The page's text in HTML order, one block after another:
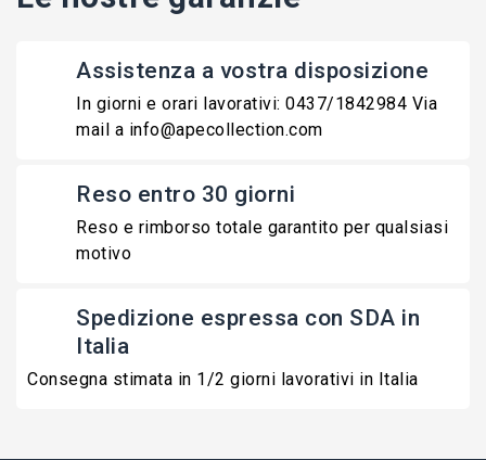
Assistenza a vostra disposizione
In giorni e orari lavorativi: 0437/1842984 Via
mail a info@apecollection.com
Reso entro 30 giorni
Reso e rimborso totale garantito per qualsiasi
motivo
Spedizione espressa con SDA in
Italia
Consegna stimata in 1/2 giorni lavorativi in Italia